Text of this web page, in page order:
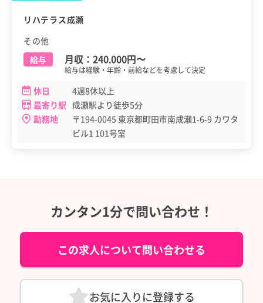
リハテラス成瀬
その他
給与
月収： 240,000円〜
給与は経験・年齢・前給などを考慮して決定
休日
4週8休以上
最寄り駅 成瀬駅より徒歩5分
勤務地
〒194-0045 東京都町田市南成瀬1-6-9 カワタ
ビル1 101号室
カンタン1分で問い合わせ！
この求人について問い合わせる
お気に入りに登録する